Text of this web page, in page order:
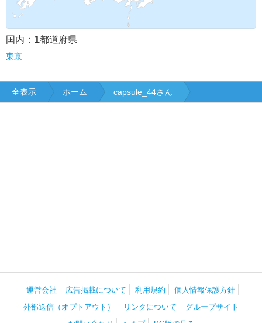
国内： 1都道府県
東京
全表示 ホーム capsule_44さん
運営会社 広告掲載について 利用規約
個人情報保護方針
外部送信（オプトアウト）
リンクについて
グループサイト